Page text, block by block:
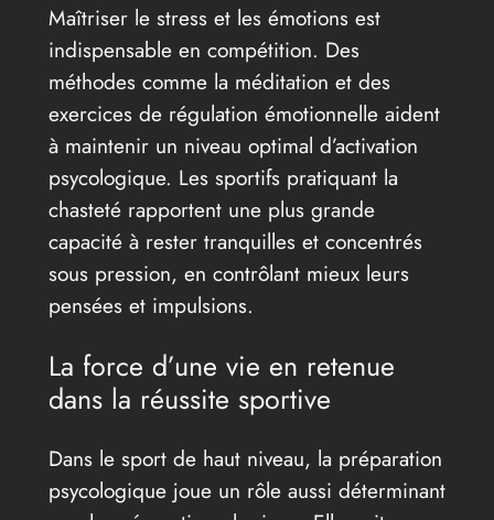
Maîtriser le stress et les émotions est
indispensable en compétition. Des
méthodes comme la méditation et des
exercices de régulation émotionnelle aident
à maintenir un niveau optimal d’activation
psycologique. Les sportifs pratiquant la
chasteté rapportent une plus grande
capacité à rester tranquilles et concentrés
sous pression, en contrôlant mieux leurs
pensées et impulsions.
La force d’une vie en retenue
dans la réussite sportive
Dans le sport de haut niveau, la préparation
psycologique joue un rôle aussi déterminant